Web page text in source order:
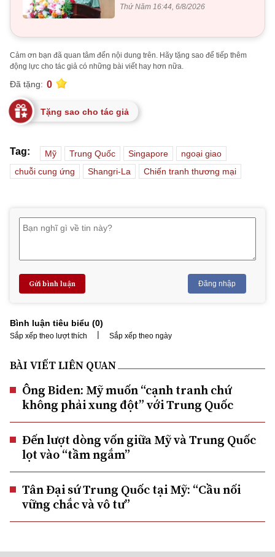
Thứ Năm 16:44, 6/8/2026
Cảm ơn bạn đã quan tâm đến nội dung trên. Hãy tặng sao để tiếp thêm
động lực cho tác giả có những bài viết hay hơn nữa.
Đã tặng: 0
Tặng sao cho tác giả
Tag: Mỹ Trung Quốc Singapore
ngoại giao
chuỗi cung ứng
Shangri-La Chiến tranh thương mại
Gửi bình luận Đăng nhập
Bình luận tiêu biểu (0)
Sắp xếp theo lượt thích | Sắp xếp theo ngày
BÀI VIẾT LIÊN QUAN
Ông Biden: Mỹ muốn “cạnh tranh chứ
không phải xung đột” với Trung Quốc
Đến lượt dòng vốn giữa Mỹ và Trung Quốc
lọt vào “tầm ngắm”
Tân Đại sứ Trung Quốc tại Mỹ: “Cầu nối
vững chắc và vô tư”